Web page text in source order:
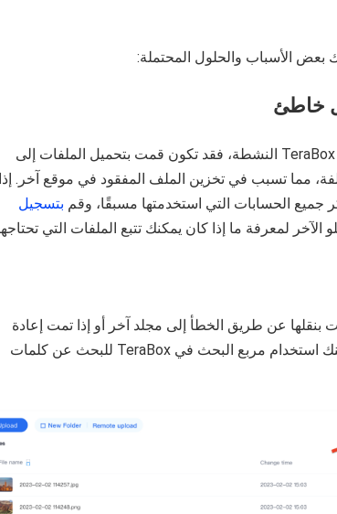
بعض الأسباب والحلول المحتملة:
إذا كان لديك العديد من حسابات TeraBox النشطة، فقد تكون قمت بتحميل الملفات إلى
مما تسبب في تخزين الملف المفقود في موقع آخر. إذا
جميع الحسابات التي استخدمتها مسبقًا، وقم بتسجيل
الآخر لمعرفة ما إذا كان يمكنك تتبع الملفات التي
بنقلها عن طريق الخطأ إلى مجلد آخر أو إذا تمت إعادة
تسميتها. لحل هذه المشكلة، يمكنك استخدام مربع البحث في TeraBox للبحث عن كلمات